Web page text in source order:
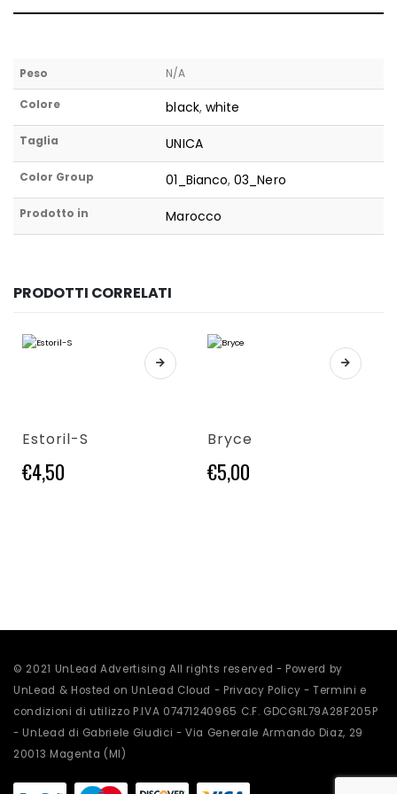
Peso N/A
Colore black, white
Taglia UNICA
Color Group 01_Bianco,03_Nero
Prodotto in Marocco
PRODOTTI CORRELATI
Questo prodotto ha più varianti. Le opzioni possono essere scelte nella pagina del prodotto
Estoril-S
€4,50
Questo prodotto ha più varianti. Le opzioni possono essere scelte nella pagina del prodotto
Bryce
€5,00
© 2021 UnLead Advertising All rights reserved - Powerd by
UnLead & Hosted on UnLead Cloud - Privacy Policy -Termini e
condizioni di utilizzo P.IVA 07471240965 C.F. GDCGRL79A28F205P
- UnLead di Gabriele Giudici - Via Generale Armando Diaz, 29
20013 Magenta (MI)